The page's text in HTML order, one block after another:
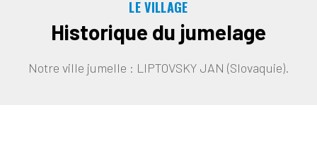
LE VILLAGE
Historique du jumelage
Notre ville jumelle : LIPTOVSKY JAN (Slovaquie).